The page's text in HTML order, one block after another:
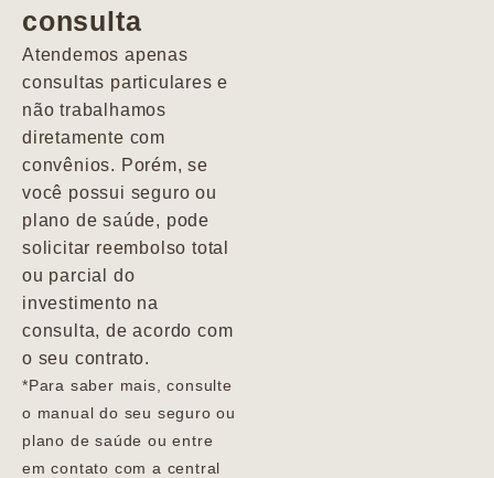
consulta
Atendemos apenas
consultas particulares e
não trabalhamos
diretamente com
convênios. Porém, se
você possui seguro ou
plano de saúde, pode
solicitar reembolso total
ou parcial do
investimento na
consulta, de acordo com
o seu contrato.
*Para saber mais, consulte
o manual do seu seguro ou
plano de saúde ou entre
em contato com a central